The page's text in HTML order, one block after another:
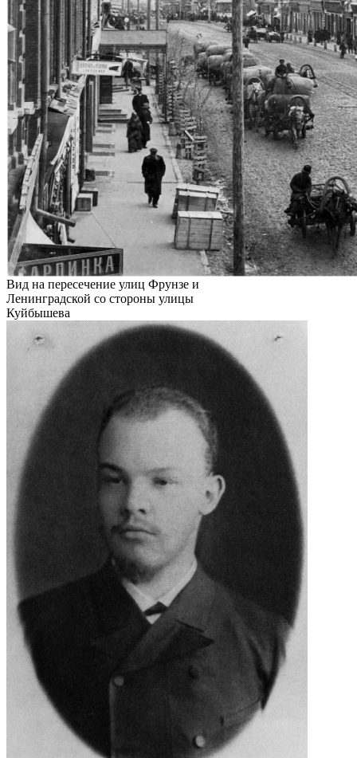
Вид на пересечение улиц Фрунзе и
Ленинградской со стороны улицы
Куйбышева